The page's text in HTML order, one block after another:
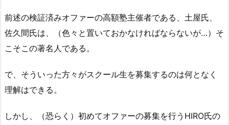
前述の検証済みオファーの高額塾主催者である、土屋氏、
佐久間氏は、（色々と置いておかなければならないが…）そ
こそこの著名人である。
で、そういった方々がスクール生を募集するのは何となく
理解はできる。
しかし、（恐らく）初めてオファーの募集を行うHIRO氏の